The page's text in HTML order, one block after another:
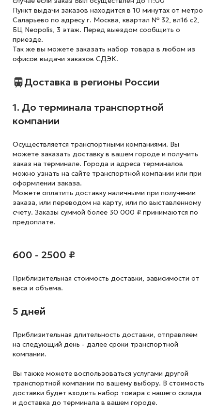
Пункт выдачи заказов находится в 10 минутах от метро
Саларьево по адресу г. Москва, квартал № 32, вл16 с2,
БЦ Neopolis, 3 этаж. Перед выездом сообщить о
приезде.
Так же вы можете заказать набор товара в любом из
офисов выдачи заказов СДЭК.
Доставка в регионы России
1. До терминала транспортной
компании
Осуществляется транспортными компаниями. Вы
можете заказать доставку в вашем городе и получить
заказ на терминале. Города и адреса терминалов
можно узнать на сайте транспортной компании или при
оформлении заказа.
Можете оплатить доставку наличными при получении
заказа, или переводом на карту, или по выставленному
счету. Заказы суммой более 30 000 ₽ принимаются по
предоплате.
600 - 2500 ₽
Приблизительная стоимость доставки, зависимости от
веса и объема.
5 дней
Приблизительная длительность доставки, отправляем
на следующий день - далее сроки транспортной
компании.
Вы также можете воспользоваться услугами другой
транспортной компании по вашему выбору. В стоимость
доставки будет входить набор товара с нашего склада
и доставка до терминала в вашем городе.